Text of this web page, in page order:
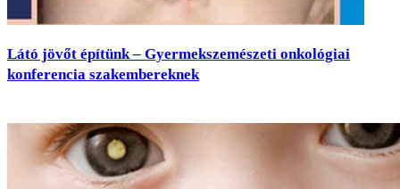
Látó jövőt építünk – Gyermekszemészeti onkológiai
konferencia szakembereknek